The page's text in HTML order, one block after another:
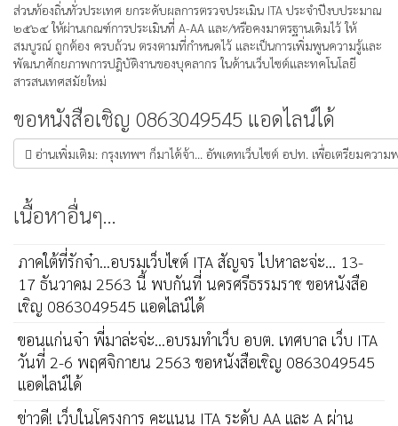
ส่วนท้องถิ่นทั่วประเทศ ยกระดับผลการตรวจประเมิน ITA ประจำปีงบประมาณ
๒๕๖๔ ให้ผ่านเกณฑ์การประเมินที่ A-AA และ/หรือคงมาตรฐานเดิมไว้ ให้
สมบูรณ์ ถูกต้อง ครบถ้วน ตรงตามที่กำหนดไว้ และเป็นการเพิ่มพูนความรู้และ
พัฒนาศักยภาพการปฎิบัติงานของบุคลากร ในด้านเว็บไซต์และทคโนโลยี
สารสนเทศสมัยใหม่
ขอหนังสือเชิญ 0863049545 แอดไลน์ได้
อ่านเพิ่มเติม: กรุงเทพฯ ก็มาได้จ้า... อัพเดทเว็บไซต์ อปท. เพื่อเตรียมความ
เนื้อหาอื่นๆ...
ภาคใต้ที่รักจ๋า...อบรมเว็บไซต์ ITA สัญจร ไปหาละจ่ะ... 13-
17 ธันวาคม 2563 นี้ พบกันที่ นครศรีธรรมราช ขอหนังสือ
เชิญ 0863049545 แอดไลน์ได้
ขอนแก่นจ๋า พี่มาล่ะจ่ะ...อบรมทำเว็บ อบต. เทศบาล เว็บ ITA
วันที่ 2-6 พฤศจิกายน 2563 ขอหนังสือเชิญ 0863049545
แอดไลน์ได้
ข่าวดี! เว็บในโครงการ คะแนน ITA ระดับ AA และ A ผ่าน